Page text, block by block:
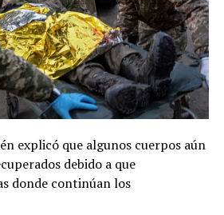
explicó que algunos cuerpos aún
debido a que
donde continúan los